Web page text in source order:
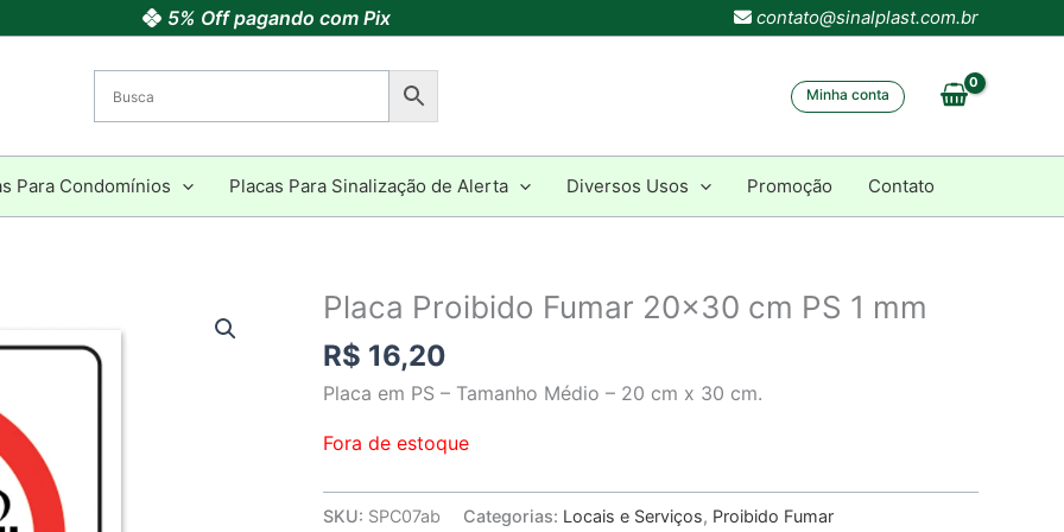
5% Off pagando com Pix contato@sinalplast.com.br
Minha conta
Para Condomínios Placas Para Sinalização de Alerta Diversos Usos Promoção Contato
Placa Proibido Fumar 20×30 cm PS 1 mm
R$ 16,20
Placa em PS – Tamanho Médio – 20 cm x 30 cm.
Fora de estoque
SKU: SPC07ab Categorias: Locais e Serviços, Proibido Fumar